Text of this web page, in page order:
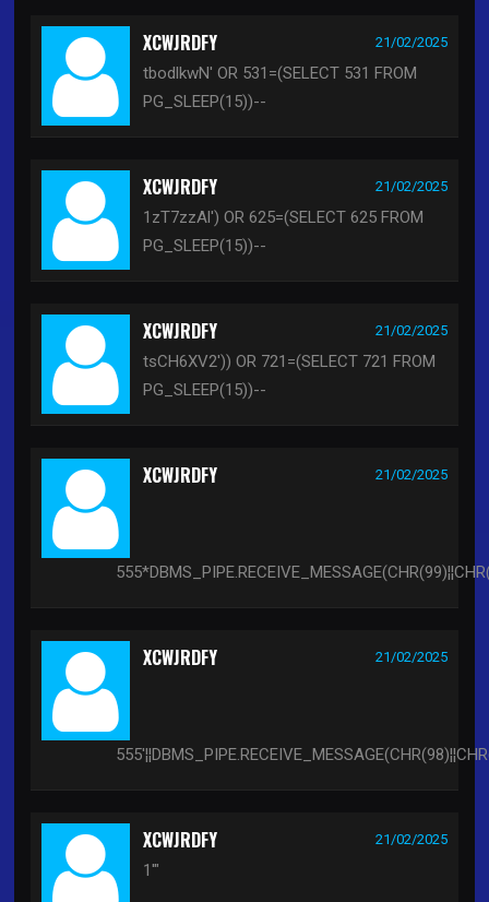
XCWJRDFY 21/02/2025
tbodlkwN' OR 531=(SELECT 531 FROM
PG_SLEEP(15))--
XCWJRDFY 21/02/2025
1zT7zzAl') OR 625=(SELECT 625 FROM
PG_SLEEP(15))--
XCWJRDFY 21/02/2025
tsCH6XV2')) OR 721=(SELECT 721 FROM
PG_SLEEP(15))--
XCWJRDFY 21/02/2025
XCWJRDFY 21/02/2025
XCWJRDFY 21/02/2025
1'"